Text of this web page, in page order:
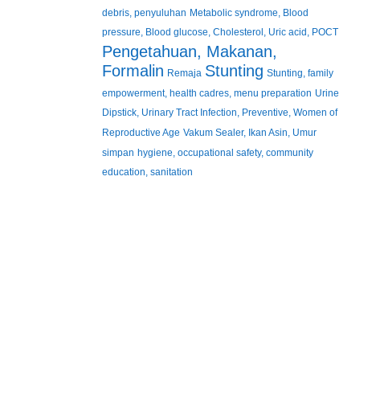
debris, penyuluhan Metabolic syndrome, Blood
pressure, Blood glucose, Cholesterol, Uric acid, POCT
Pengetahuan, Makanan,
Formalin Remaja Stunting Stunting, family
empowerment, health cadres, menu preparation Urine
Dipstick, Urinary Tract Infection, Preventive, Women of
Reproductive Age Vakum Sealer, Ikan Asin, Umur
simpan hygiene, occupational safety, community
education, sanitation